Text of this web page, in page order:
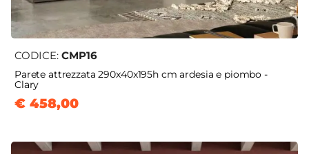
CODICE: CMP16
Parete attrezzata 290x40x195h cm ardesia e piombo -
Clary
€ 458,00